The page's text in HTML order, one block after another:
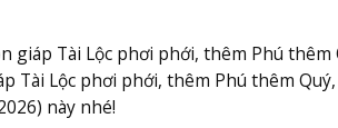
giáp Tài Lộc phơi phới, thêm Phú thêm
Tài Lộc phơi phới, thêm Phú thêm
này nhé!